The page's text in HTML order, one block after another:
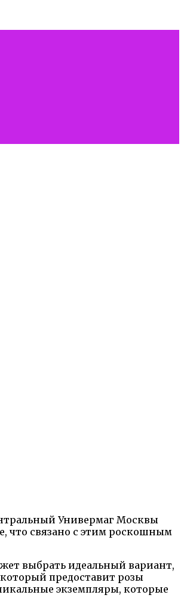
Универмаг Москвы
что связано с этим роскошным
выбрать идеальный вариант,
предоставит розы
экземпляры, которые